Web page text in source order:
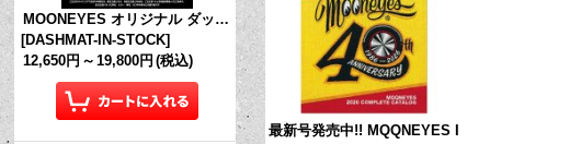
MOONEYES オリジナル ダッシュマット (in Stock!)
[DASHMAT-IN-STOCK]
12,650円 ～ 19,800円 (税込)
最新号発売中!! MQQNEYES I